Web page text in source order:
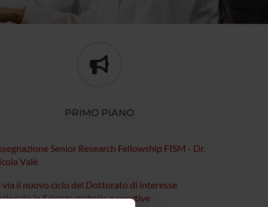
PRIMO PIANO
Senior Research Fellowship FISM - Dr.
Valè
via il nuovo ciclo del Dottorato di interesse
in Scienze motorie e sportive